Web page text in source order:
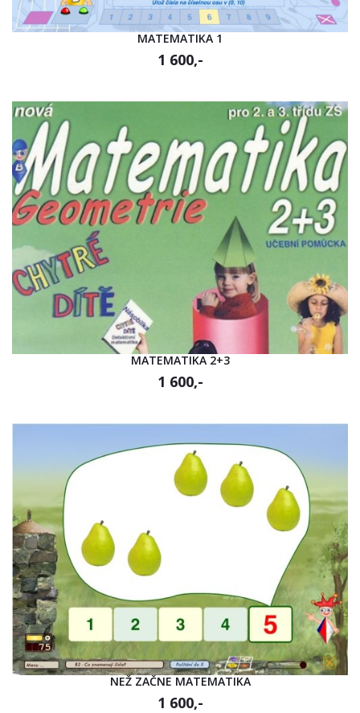
MATEMATIKA 1
1 600,-
MATEMATIKA 2+3
1 600,-
NEŽ ZAČNE MATEMATIKA
1 600,-